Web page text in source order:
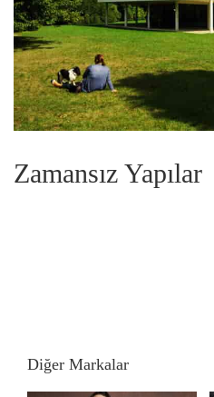
Zamansız Yapılar
Diğer Markalar